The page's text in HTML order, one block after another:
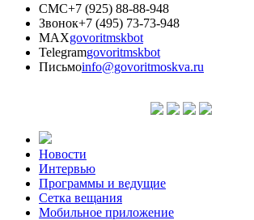
СМС+7 (925) 88-88-948
Звонок+7 (495) 73-73-948
MAXgovoritmskbot
Telegramgovoritmskbot
Письмоinfo@govoritmoskva.ru
Новости
Интервью
Программы и ведущие
Сетка вещания
Мобильное приложение